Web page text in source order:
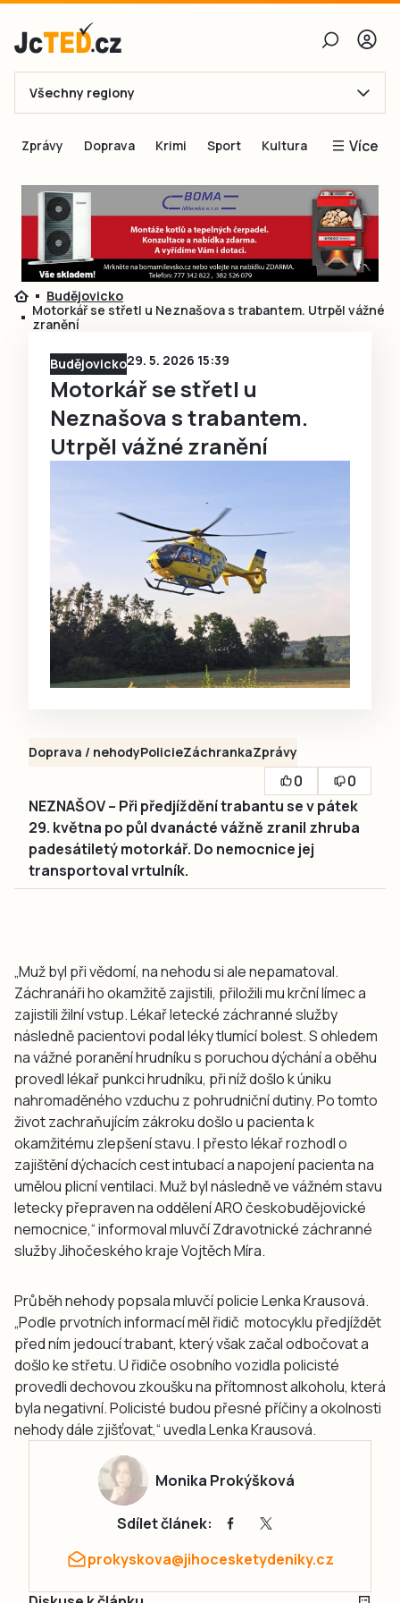
E-mail
Obnovit heslo
Přihlásit se
Přihlásit se přes Facebook
Všechny regiony
Zprávy Doprava Krimi Sport Kultura Více
Blogy
Inspirace
Čtenáři píší
Speciální přílohy
Budějovicko
Motorkář se střetl u Neznašova s trabantem. Utrpěl vážné
zranění
Budějovicko29. 5. 2026 15:39
Motorkář se střetl u
Neznašova s trabantem.
Utrpěl vážné zranění
Doprava / nehodyPolicieZáchrankaZprávy
0
0
NEZNAŠOV – Při předjíždění trabantu se v pátek
29. května po půl dvanácté vážně zranil zhruba
padesátiletý motorkář. Do nemocnice jej
transportoval vrtulník.
„Muž byl při vědomí, na nehodu si ale nepamatoval.
Záchranáři ho okamžitě zajistili, přiložili mu krční límec a
zajistili žilní vstup. Lékař letecké záchranné služby
následně pacientovi podal léky tlumící bolest. S ohledem
na vážné poranění hrudníku s poruchou dýchání a oběhu
provedl lékař punkci hrudníku, při níž došlo k úniku
nahromaděného vzduchu z pohrudniční dutiny. Po tomto
život zachraňujícím zákroku došlo u pacienta k
okamžitému zlepšení stavu. I přesto lékař rozhodl o
zajištění dýchacích cest intubací a napojení pacienta na
umělou plicní ventilaci. Muž byl následně ve vážném stavu
letecky přepraven na oddělení ARO českobudějovické
nemocnice,“ informoval mluvčí Zdravotnické záchranné
služby Jihočeského kraje Vojtěch Míra.
Průběh nehody popsala mluvčí policie Lenka Krausová.
„Podle prvotních informací měl řidič motocyklu předjíždět
před ním jedoucí trabant, který však začal odbočovat a
došlo ke střetu. U řidiče osobního vozidla policisté
provedli dechovou zkoušku na přítomnost alkoholu, která
byla negativní. Policisté budou přesné příčiny a okolnosti
nehody dále zjišťovat,“ uvedla Lenka Krausová.
Monika Prokýšková
Sdílet článek:
prokyskova@jihocesketydeniky.cz